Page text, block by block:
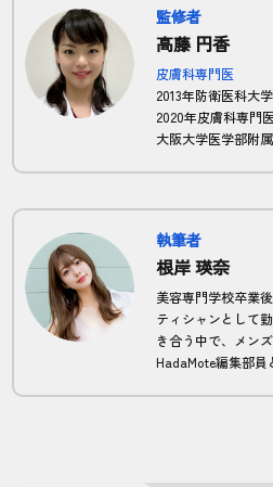
監修者
高藤 円香
皮膚科専門医
2013年防衛医科大
2020年皮膚科専門
大阪大学医学部附
現在は正しい脱毛
執筆者
根岸 瑛奈
美容専門学校卒業
ティシャンとして
き合う中で、メン
HadaMote編集部員
毛に関する記事を